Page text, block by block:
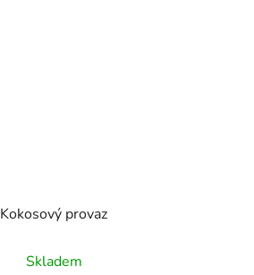
Kokosový provaz
Skladem